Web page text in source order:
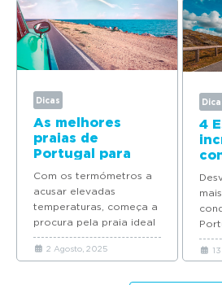
Dicas
As melhores
praias de
Portugal para
percorrer este
verão
Com os termómetros a
acusar elevadas
temperaturas, começa a
procura pela praia ideal
para se refrescar. Este
verão, reúna a família e
2 Agosto, 2025
4